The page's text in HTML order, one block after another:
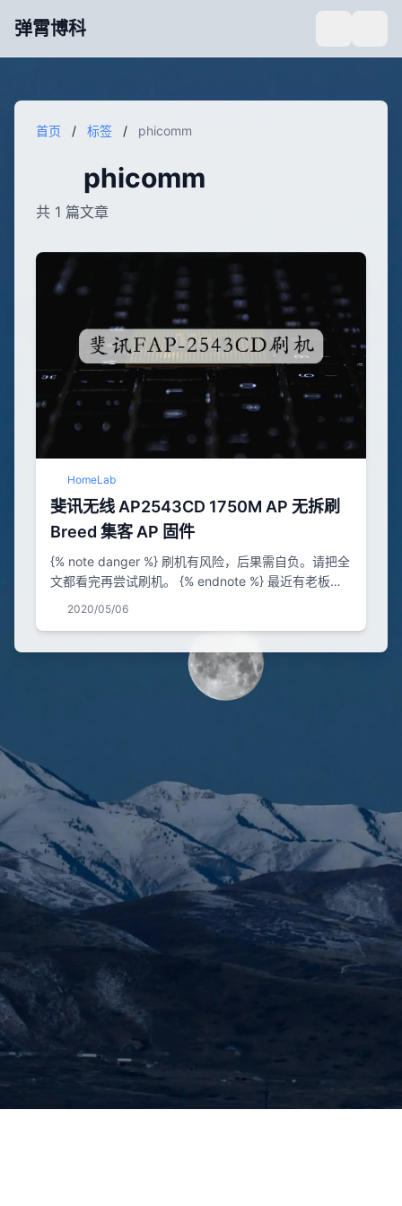
弹霄博科
首页 / 标签 / phicomm
phicomm
共 1 篇文章
HomeLab
斐讯无线 AP2543CD 1750M AP 无拆刷
Breed 集客 AP 固件
{% note danger %} 刷机有风险，后果需自负。请把全
文都看完再尝试刷机。 {% endnote %} 最近有老板开
巧的。拆机之后，发现是 QCA9558+QCA9890 方案
的，带三个接口，分别是 LAN1、2 和 Console。 原...
2020/05/06